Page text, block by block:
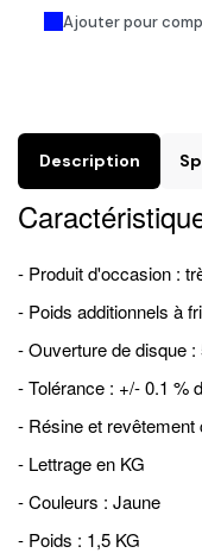
Ajouter pour
Description
- Produit d'occasion :
- Poids additionnels à
- Ouverture de disque
- Tolérance : +/- 0.1 %
- Résine et
- Lettrage en KG
- Couleurs : Jaune
- Poids : 1,5 KG